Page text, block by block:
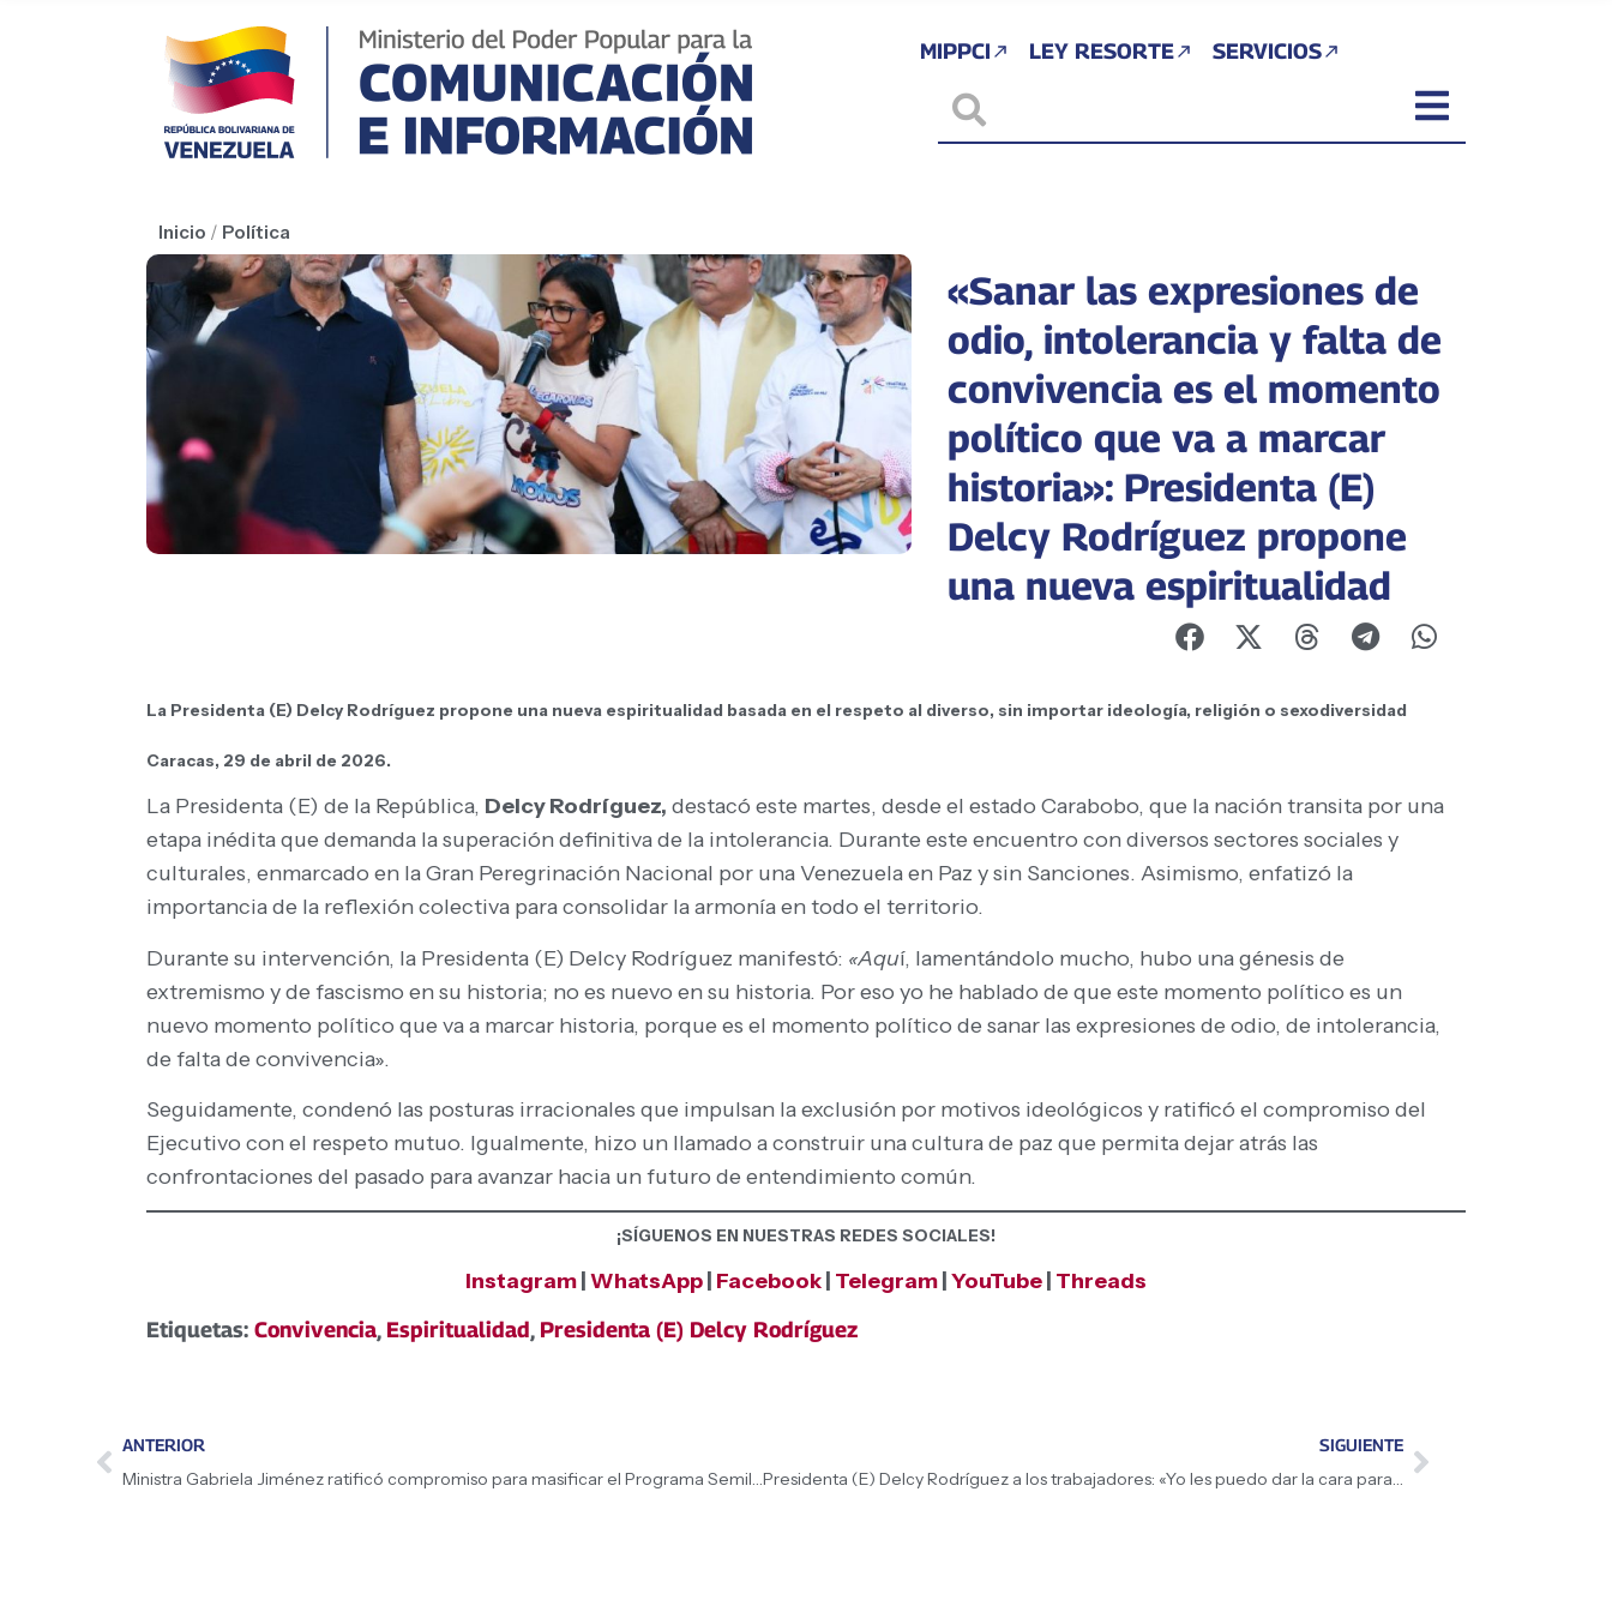
MIPPCI LEY RESORTE SERVICIOS
Inicio / Política
«Sanar las expresiones de
odio, intolerancia y falta de
convivencia es el momento
político que va a marcar
historia»: Presidenta (E)
Delcy Rodríguez propone
una nueva espiritualidad
La Presidenta (E) Delcy Rodríguez propone una nueva espiritualidad basada en el respeto al diverso, sin importar ideología, religión o sexodiversidad
Caracas, 29 de abril de 2026.
La Presidenta (E) de la República, Delcy Rodríguez, destacó este martes, desde el estado Carabobo, que la nación transita por una
etapa inédita que demanda la superación definitiva de la intolerancia. Durante este encuentro con diversos sectores sociales y
culturales, enmarcado en la Gran Peregrinación Nacional por una Venezuela en Paz y sin Sanciones. Asimismo, enfatizó la
importancia de la reflexión colectiva para consolidar la armonía en todo el territorio.
Durante su intervención, la Presidenta (E) Delcy Rodríguez manifestó: «Aquí, lamentándolo mucho, hubo una génesis de
extremismo y de fascismo en su historia; no es nuevo en su historia. Por eso yo he hablado de que este momento político es un
nuevo momento político que va a marcar historia, porque es el momento político de sanar las expresiones de odio, de intolerancia,
de falta de convivencia».
Seguidamente, condenó las posturas irracionales que impulsan la exclusión por motivos ideológicos y ratificó el compromiso del
Ejecutivo con el respeto mutuo. Igualmente, hizo un llamado a construir una cultura de paz que permita dejar atrás las
confrontaciones del pasado para avanzar hacia un futuro de entendimiento común.
¡SÍGUENOS EN NUESTRAS REDES SOCIALES!
Instagram WhatsApp Facebook Telegram YouTube Threads
Etiquetas: Convivencia, Espiritualidad, Presidenta (E) Delcy Rodríguez
ANTERIOR
Ministra Gabriela Jiménez ratificó compromiso para masificar el Programa Semilleros Científicos en todo el país
SIGUIENTE
Presidenta (E) Delcy Rodríguez a los trabajadores: «Yo les puedo dar la cara para decir, habrá mejoras»